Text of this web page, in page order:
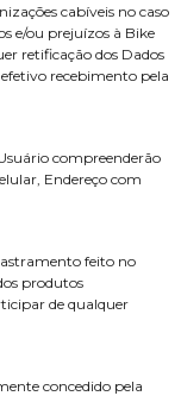
cabíveis no caso
e/ou prejuízos à Bike
retificação dos Dados
recebimento pela
compreenderão
Endereço com
feito no
produtos
de qualquer
concedido pela